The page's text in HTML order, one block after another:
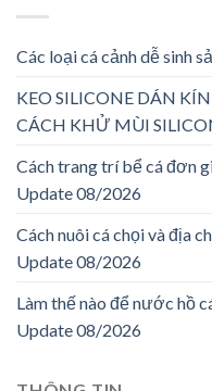
Các loại cá cảnh dễ sinh
KEO SILICONE DÁN
CÁCH KHỬ MÙI
Cách trang trí bể cá đơn
Update 08/2026
Cách nuôi cá chọi và địa
Update 08/2026
Làm thế nào để nước hồ
Update 08/2026